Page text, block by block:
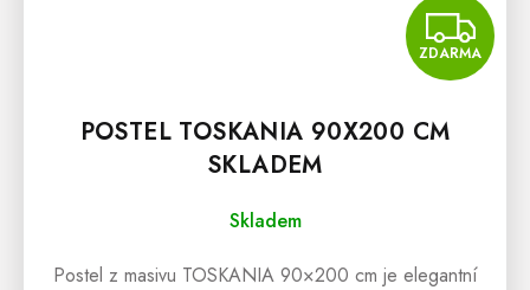
ZDARMA
POSTEL TOSKANIA 90X200 CM
SKLADEM
Skladem
Postel z masivu TOSKANIA 90×200 cm je elegantní